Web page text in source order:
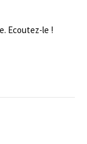
Ecoutez-le !